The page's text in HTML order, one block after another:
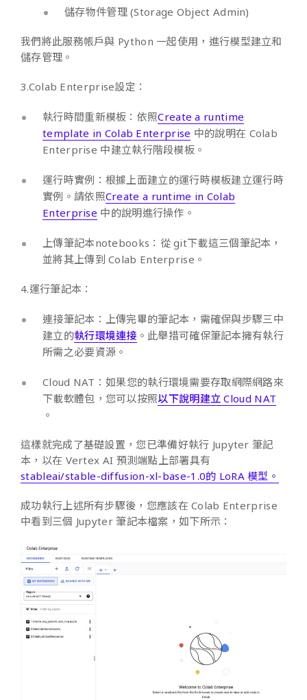
儲存物件管理 (Storage Object Admin)
我們將此服務帳戶與 Python 一起使用，進行模型建立和
儲存管理。
3.Colab Enterprise設定：
執行時間重新模板：依照Create a runtime
template in Colab Enterprise 中的說明在 Colab
Enterprise 中建立執行階段模板。
運行時實例：根據上面建立的運行時模板建立運行時
實例。請依照Create a runtime in Colab
Enterprise 中的說明進行操作。
上傳筆記本notebooks：從 git下載這三個筆記本，
並將其上傳到 Colab Enterprise。
4.運行筆記本：
連接筆記本：上傳完畢的筆記本，需確保與步驟三中
建立的執行環境連接 。此舉措可確保筆記本擁有執行
所需之必要資源。
Cloud NAT：如果您的執行環境需要存取網際網路來
下載軟體包，您可以按照以下說明建立 Cloud NAT
。
這樣就完成了基礎設置，您已準備好執行 Jupyter 筆記
本，以在 Vertex AI 預測端點上部署具有
stableai/stable-diffusion-xl-base-1.0的 LoRA 模型。
成功執行上述所有步驟後，您應該在 Colab Enterprise
中看到三個 Jupyter 筆記本檔案，如下所示：